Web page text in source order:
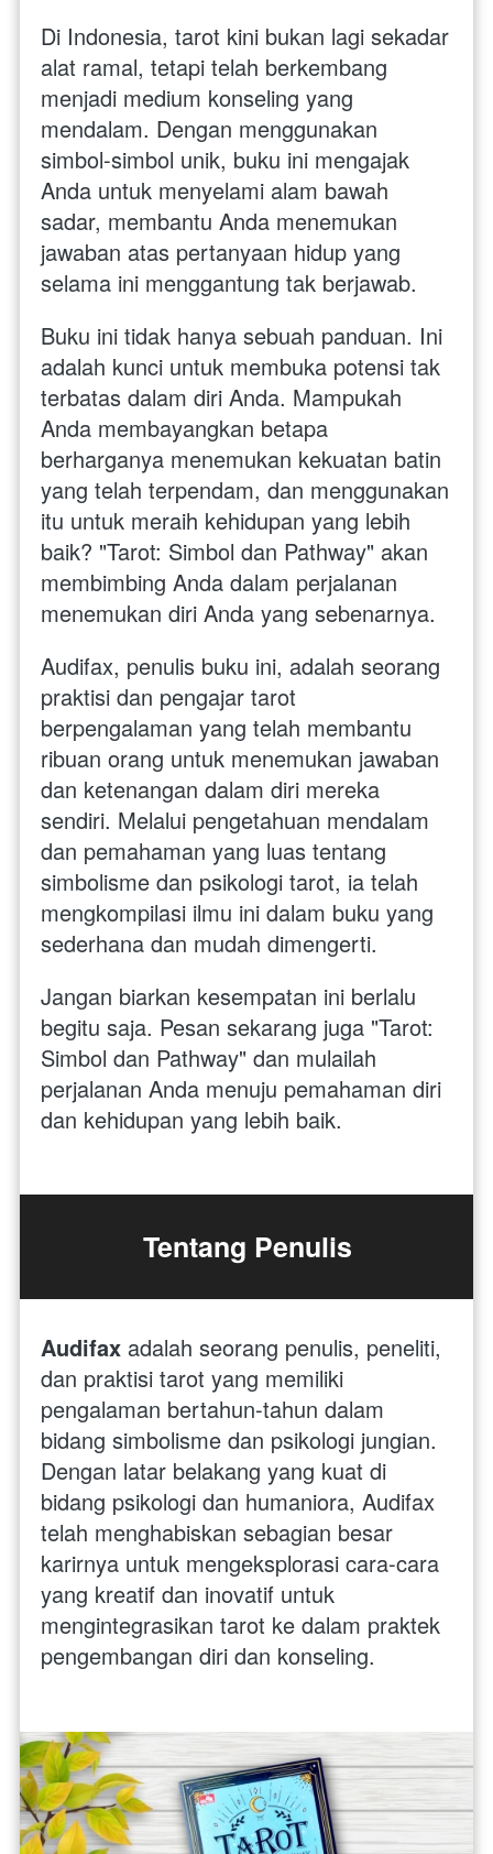
Di Indonesia, tarot kini bukan lagi sekadar
alat ramal, tetapi telah berkembang
menjadi medium konseling yang
mendalam. Dengan menggunakan
simbol-simbol unik, buku ini mengajak
Anda untuk menyelami alam bawah
sadar, membantu Anda menemukan
jawaban atas pertanyaan hidup yang
selama ini menggantung tak berjawab.
Buku ini tidak hanya sebuah panduan. Ini
adalah kunci untuk membuka potensi tak
terbatas dalam diri Anda. Mampukah
Anda membayangkan betapa
berharganya menemukan kekuatan batin
yang telah terpendam, dan menggunakan
itu untuk meraih kehidupan yang lebih
baik? "Tarot: Simbol dan Pathway" akan
membimbing Anda dalam perjalanan
menemukan diri Anda yang sebenarnya.
Audifax, penulis buku ini, adalah seorang
praktisi dan pengajar tarot
berpengalaman yang telah membantu
ribuan orang untuk menemukan jawaban
dan ketenangan dalam diri mereka
sendiri. Melalui pengetahuan mendalam
dan pemahaman yang luas tentang
simbolisme dan psikologi tarot, ia telah
mengkompilasi ilmu ini dalam buku yang
sederhana dan mudah dimengerti.
Jangan biarkan kesempatan ini berlalu
begitu saja. Pesan sekarang juga "Tarot:
Simbol dan Pathway" dan mulailah
perjalanan Anda menuju pemahaman diri
dan kehidupan yang lebih baik.
Tentang Penulis
Audifax adalah seorang penulis, peneliti,
dan praktisi tarot yang memiliki
pengalaman bertahun-tahun dalam
bidang simbolisme dan psikologi jungian.
Dengan latar belakang yang kuat di
bidang psikologi dan humaniora, Audifax
telah menghabiskan sebagian besar
karirnya untuk mengeksplorasi cara-cara
yang kreatif dan inovatif untuk
mengintegrasikan tarot ke dalam praktek
pengembangan diri dan konseling.